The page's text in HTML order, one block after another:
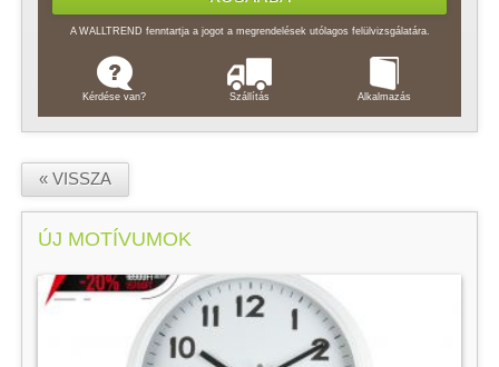
A WALLTREND fenntartja a jogot a megrendelések utólagos felülvizsgálatára.
Kérdése van? Szállítás Alkalmazás
« VISSZA
ÚJ MOTÍVUMOK